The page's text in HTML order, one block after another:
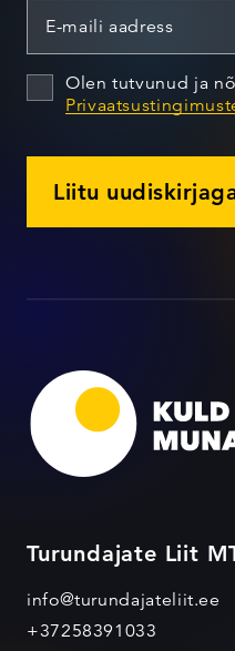
Olen tutvunud ja
Liitu
Turundajate Liit
info@turundajateliit.ee
+37258391033